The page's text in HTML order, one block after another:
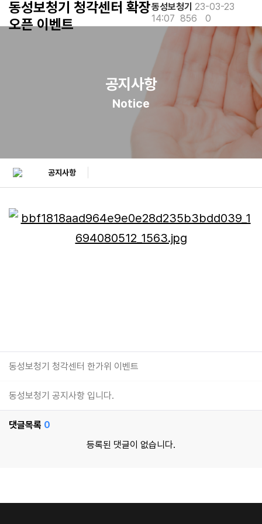
공지사항
Notice
공지사항
동성보청기 청각센터 확장
오픈 이벤트
동성보청기 23-03-23
14:07 856 0
본문
동성보청기 청각센터 한가위 이벤트
동성보청기 공지사항 입니다.
댓글목록 0
등록된 댓글이 없습니다.